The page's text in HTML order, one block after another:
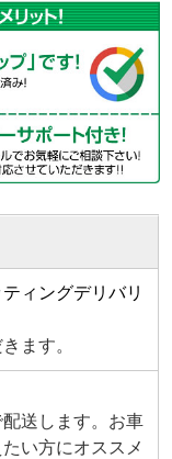
ィングデリバリ
ます。
送します。お車
い方にオススメ